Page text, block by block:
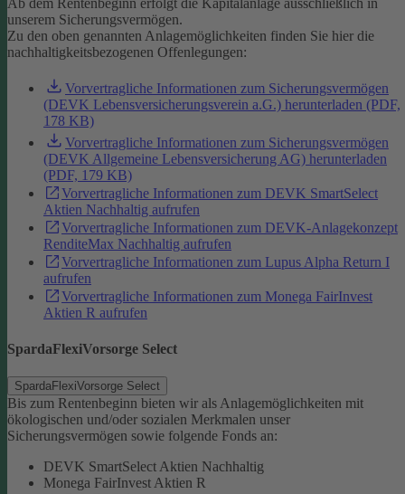
Ab dem Rentenbeginn erfolgt die Kapitalanlage ausschließlich in
unserem Sicherungsvermögen.
Zu den oben genannten Anlagemöglichkeiten finden Sie hier die
nachhaltigkeitsbezogenen Offenlegungen:
Vorvertragliche Informationen zum Sicherungsvermögen
(DEVK Lebensversicherungsverein a.G.) herunterladen (PDF,
178 KB)
Vorvertragliche Informationen zum Sicherungsvermögen
(DEVK Allgemeine Lebensversicherung AG) herunterladen
(PDF, 179 KB)
Vorvertragliche Informationen zum DEVK SmartSelect
Aktien Nachhaltig aufrufen
Vorvertragliche Informationen zum DEVK-Anlagekonzept
RenditeMax Nachhaltig aufrufen
Vorvertragliche Informationen zum Lupus Alpha Return I
aufrufen
Vorvertragliche Informationen zum Monega FairInvest
Aktien R aufrufen
SpardaFlexiVorsorge Select
SpardaFlexiVorsorge Select
Bis zum Rentenbeginn bieten wir als Anlagemöglichkeiten mit
ökologischen und/oder sozialen Merkmalen unser
Sicherungsvermögen sowie folgende Fonds an:
DEVK SmartSelect Aktien Nachhaltig
Monega FairInvest Aktien R